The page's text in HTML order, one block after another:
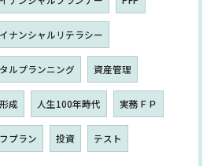
ナンシャルリテラシー
ルプランニング 資産管理
成 人生100年時代 実務ＦＰ
プラン 投資 テスト